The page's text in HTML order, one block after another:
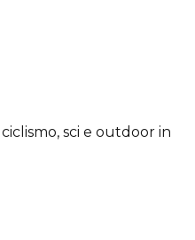
sci e outdoor in